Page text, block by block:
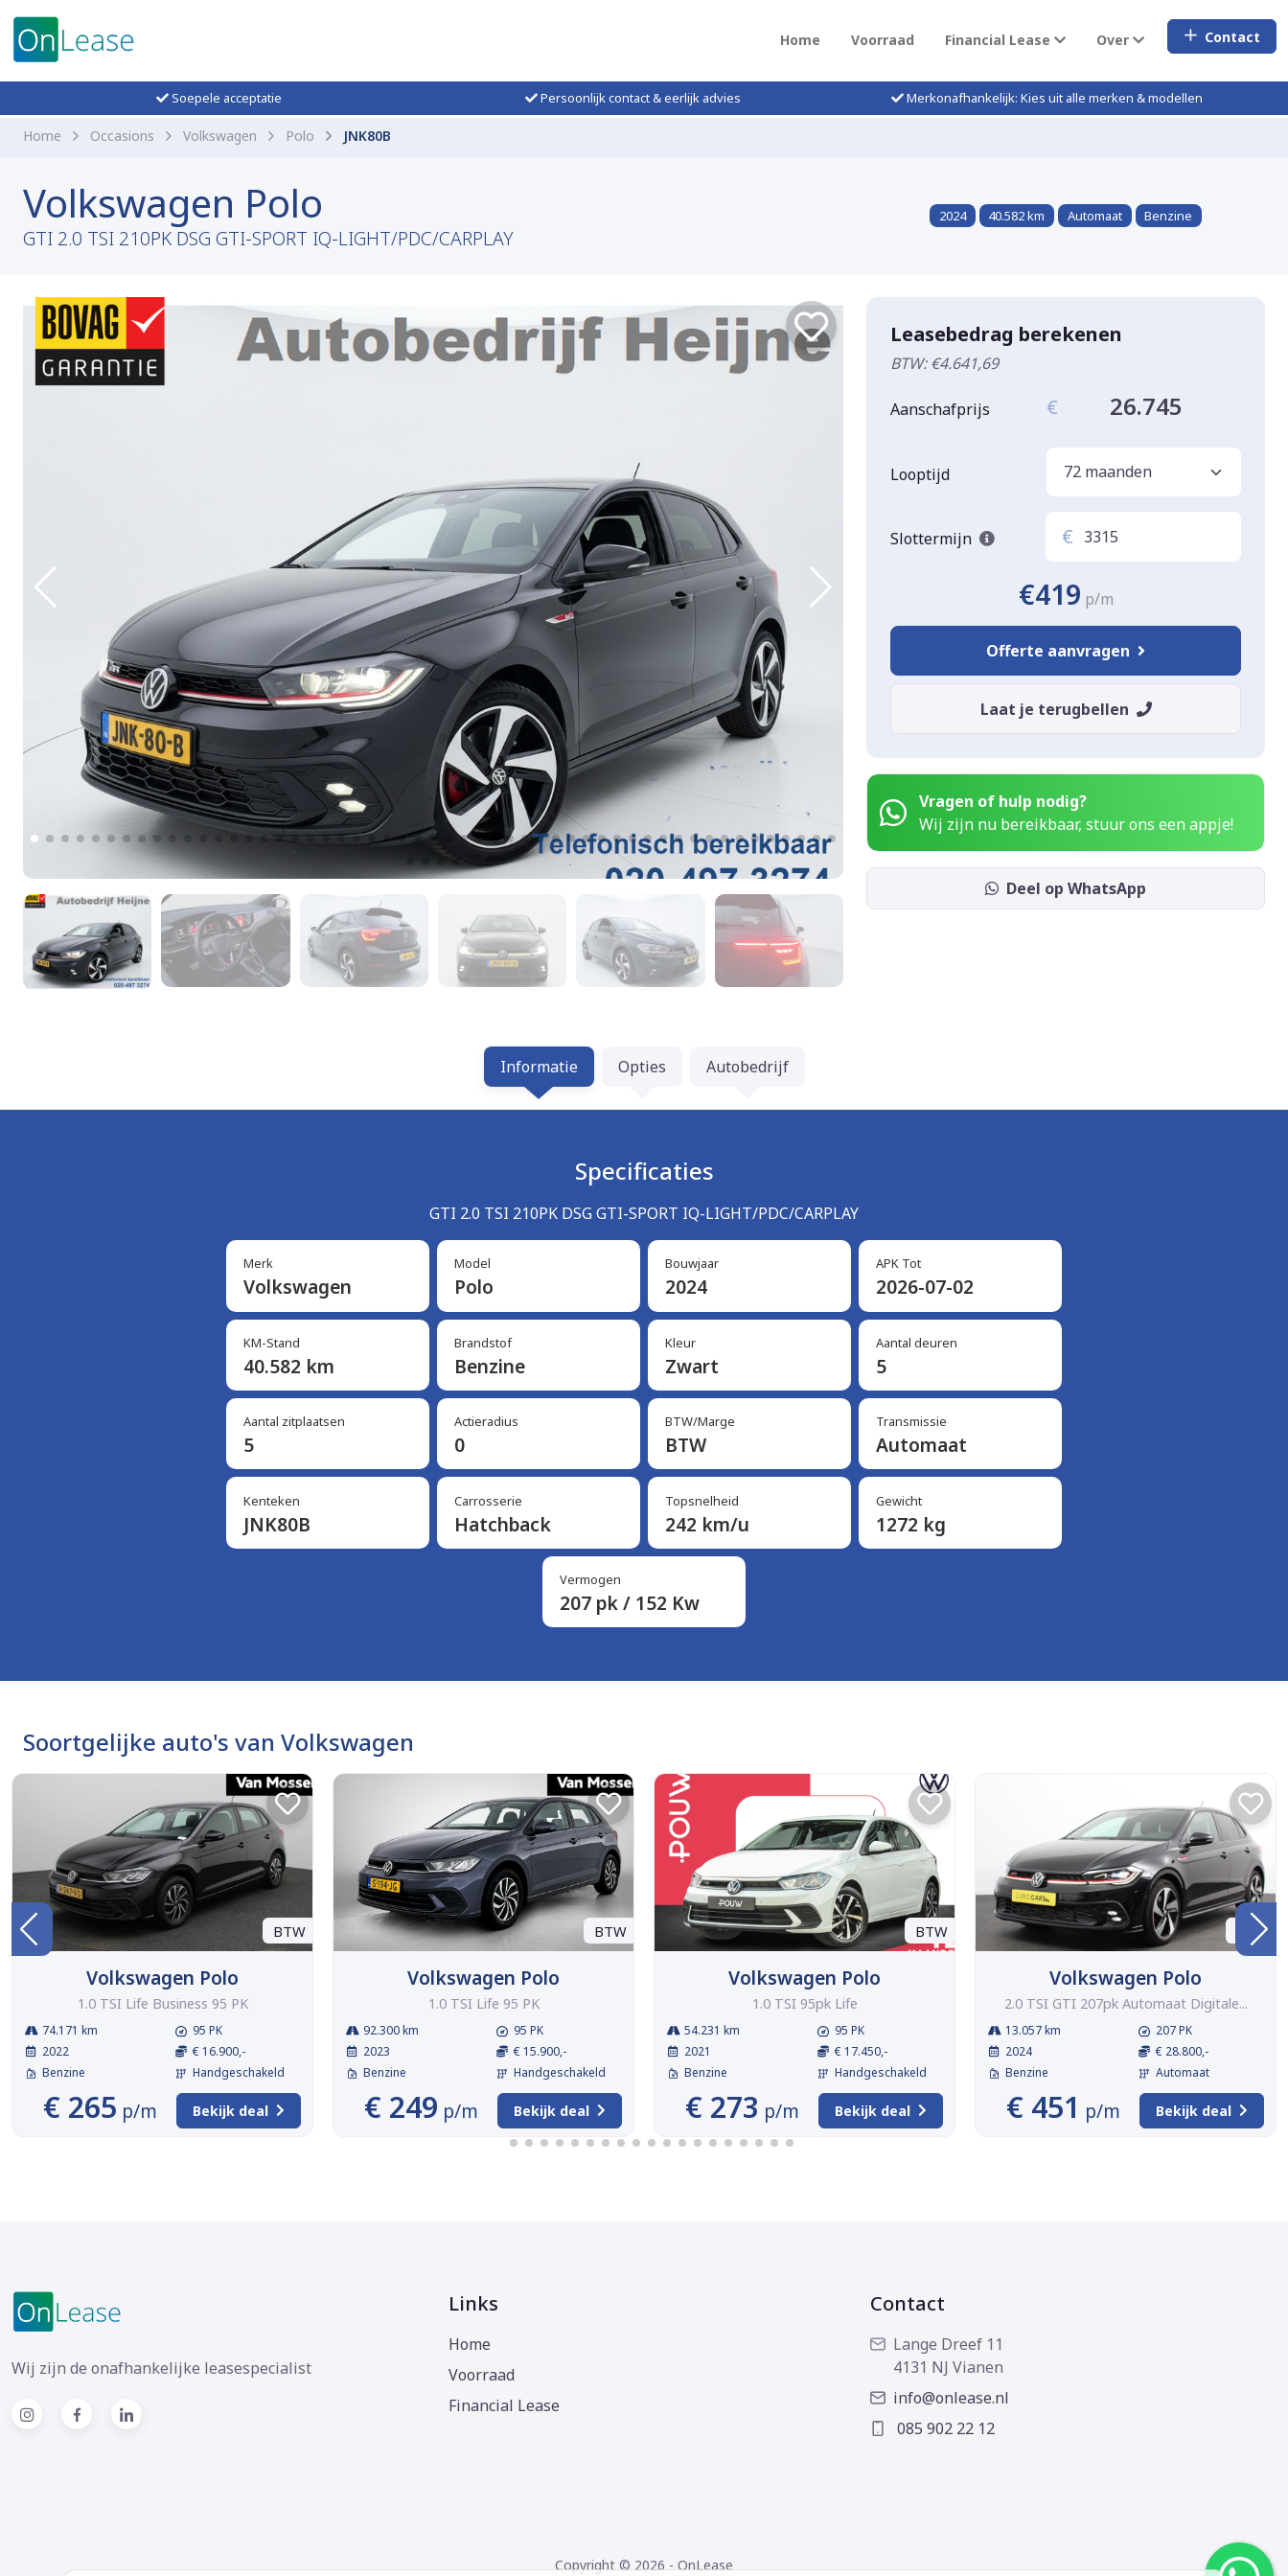
Home Voorraad Financial Lease Over Contact
Soepele acceptatie Persoonlijk contact & eerlijk advies Merkonafhankelijk: Kies uit alle merken & modellen
Home Occasions Volkswagen Polo JNK80B
Volkswagen Polo
GTI 2.0 TSI 210PK DSG GTI-SPORT IQ-LIGHT/PDC/CARPLAY
2024 40.582 km Automaat Benzine
Leasebedrag berekenen
BTW: €4.641,69
Aanschafprijs € 26.745
Looptijd
Slottermijn €
€419 p/m
Offerte aanvragen
Laat je terugbellen
Vragen of hulp nodig?
Wij zijn nu bereikbaar, stuur ons een appje!
Deel op WhatsApp
Informatie Opties Autobedrijf
Specificaties
GTI 2.0 TSI 210PK DSG GTI-SPORT IQ-LIGHT/PDC/CARPLAY
Merk
Volkswagen
Model
Polo
Bouwjaar
2024
APK Tot
2026-07-02
KM-Stand
40.582 km
Brandstof
Benzine
Kleur
Zwart
Aantal deuren
5
Aantal zitplaatsen
5
Actieradius
0
BTW/Marge
BTW
Transmissie
Automaat
Kenteken
JNK80B
Carrosserie
Hatchback
Topsnelheid
242 km/u
Gewicht
1272 kg
Vermogen
207 pk / 152 Kw
Soortgelijke auto's van Volkswagen
BTW
Volkswagen Polo
1.0 TSI Life Business 95 PK
74.171 km
2022
Benzine
95 PK
€ 16.900,-
Handgeschakeld
€ 265 p/m Bekijk deal
BTW
Volkswagen Polo
1.0 TSI Life 95 PK
92.300 km
2023
Benzine
95 PK
€ 15.900,-
Handgeschakeld
€ 249 p/m Bekijk deal
BTW
Volkswagen Polo
1.0 TSI 95pk Life
54.231 km
2021
Benzine
95 PK
€ 17.450,-
Handgeschakeld
€ 273 p/m Bekijk deal
BTW
Volkswagen Polo
2.0 TSI GTI 207pk Automaat Digitale...
13.057 km
2024
Benzine
207 PK
€ 28.800,-
Automaat
€ 451 p/m Bekijk deal
Wij zijn de onafhankelijke leasespecialist
Links
Home
Voorraad
Financial Lease
Contact
Lange Dreef 11
4131 NJ Vianen
info@onlease.nl
085 902 22 12
Copyright © 2026 - OnLease